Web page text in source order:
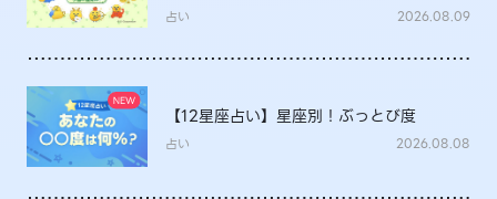
は？
占い 2026.08.09
【12星座占い】星座別！ぶっとび度
占い 2026.08.08